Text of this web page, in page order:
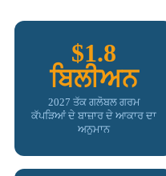
$1.8
ਬਿਲੀਅਨ
2027 ਤੱਕ ਗਲੋਬਲ ਗਰਮ
ਕੱਪੜਿਆਂ ਦੇ ਬਾਜ਼ਾਰ ਦੇ ਆਕਾਰ ਦਾ
ਅਨੁਮਾਨ